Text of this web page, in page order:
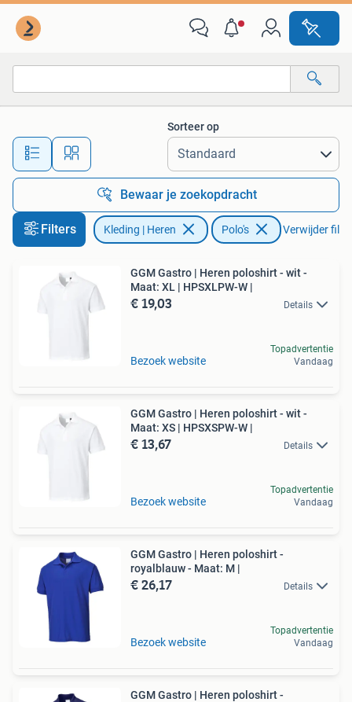
Alle afstanden…
Sorteer op
Bewaar je zoekopdracht
Filters Kleding | Heren Polo's Verwijder
GGM Gastro | Heren poloshirt - wit -
Maat: XL | HPSXLPW-W |
€ 19,03 Details
Bezoek website
Topadvertentie
Vandaag
GGM Gastro | Heren poloshirt - wit -
Maat: XS | HPSXSPW-W |
€ 13,67 Details
Bezoek website
Topadvertentie
Vandaag
GGM Gastro | Heren poloshirt -
royalblauw - Maat: M |
€ 26,17 Details
Bezoek website
Topadvertentie
Vandaag
GGM Gastro | Heren poloshirt -